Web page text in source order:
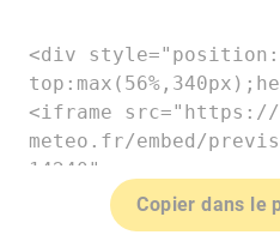
Copier dans le